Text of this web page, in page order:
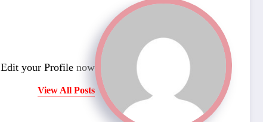
Edit your Profile now.
View All Posts